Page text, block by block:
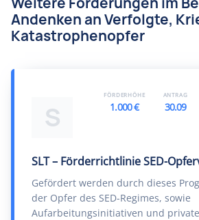
Andenken an Verfolgte,
Katastrophenopfer
S
SLT – Förderrichtlinie SED-
Gefördert werden durch dieses
der Opfer des SED-Regimes, sowie
Aufarbeitungsinitiativen und
FÖRDERHÖHE
1.000 €
ANTRAG
30.09